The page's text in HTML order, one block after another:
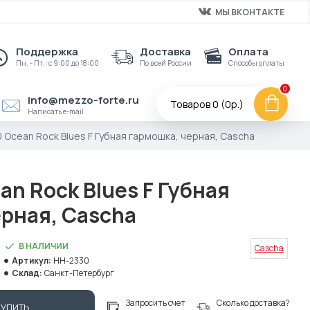
МЫ ВКОНТАКТЕ
Поддержка
Пн. - Пт.: с 9:00 до 18:00
Доставка
По всей России
Оплата
Способы оплаты
info@mezzo-forte.ru
Написать e-mail
Товаров 0 (0р.)
0
Ocean Rock Blues F Губная гармошка, черная, Cascha
Rock Blues F Губная
Cascha
В НАЛИЧИИ
Артикул: HH-2330
Склад: Санкт-Петербург
Cascha
Запросить счет Сколько доставка?